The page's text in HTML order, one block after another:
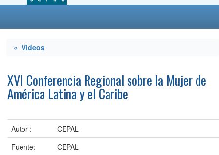
« Videos
XVI Conferencia Regional sobre la Mujer de
América Latina y el Caribe
Autor :
CEPAL
Fuente:
CEPAL